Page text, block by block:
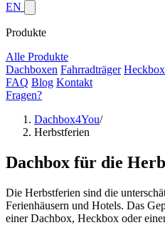
EN
Produkte
Alle Produkte
Dachboxen Fahrradträger
FAQ Blog Kontakt
Fragen?
Dachbox4You/
Herbstferien
Dachbox für die
Die Herbstferien sind die
Ferienhäusern und Hotels. Das
einer Dachbox, Heckbox oder